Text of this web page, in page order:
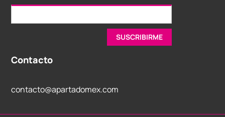
Contacto
contacto@apartadomex.com